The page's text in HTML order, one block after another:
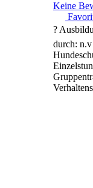
Keine
?
durch: